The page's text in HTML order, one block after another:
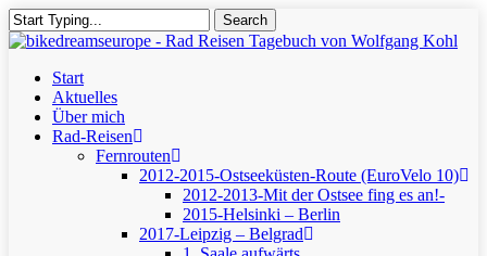
Skip
to
content
Search
Close
Menu
Start
Aktuelles
Über mich
Rad-Reisen
Fernrouten
2012-2015-Ostseeküsten-Route (EuroVelo 10)
2012-2013-Mit der Ostsee fing es an!-
2015-Helsinki – Berlin
2017-Leipzig – Belgrad